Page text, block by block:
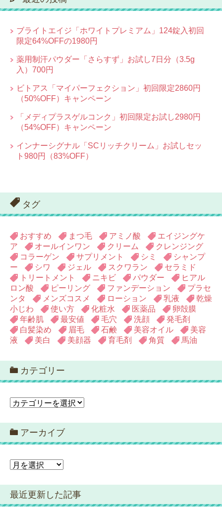
ブライトエイジ「ホワイトプレミアム」124錠入初回
限定64%OFFの1980円
薬用制汗パウダー「さらすず」お試し7日分（3.5g
入）700円
ビトアス「マイパーフェクション」初回限定2860円
（50%OFF）キャンペーン
「メディプラスゲルコンク」初回限定お試し2980円
（54%OFF）キャンペーン
インナーシグナル「SCリッチクリーム」お試しセッ
ト980円（83%OFF）
タグ
おすすめ まつ毛 アミノ酸
エイジングケ
ア
オールインワン クリーム
クレンジング
コラーゲン
サプリメント シミ
シャンプ
ー
シワ ジェル スクワラン
セラミド
トリートメント
ニキビ パウダー
ヒアル
ロン酸
ピーリング ファンデーション
プラセ
ンタ
メンズコスメ ローション 乳液
乾燥
小じわ
使い方 化粧水 医薬品
卵殻膜
年齢肌
最安値 毛穴 洗顔
発毛剤
白髪染め
眉毛 石鹸 美容オイル
美容
液
美白 美顔器 育毛剤 角質 馬油
カテゴリー
カ
ゴ
リ
ー
アーカイブ
ア
カ
イ
ブ
最近更新した記事